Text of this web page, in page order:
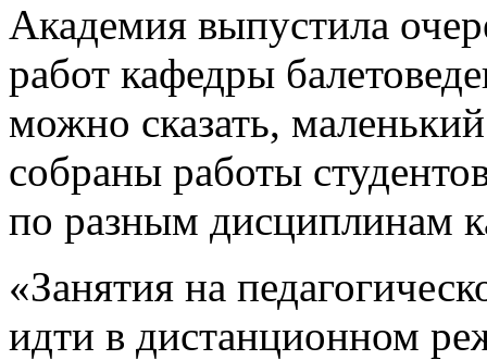
Академия выпустила
работ кафедры
можно сказать,
собраны работы
по разным дисциплинам
«Занятия на
идти в дистанционном